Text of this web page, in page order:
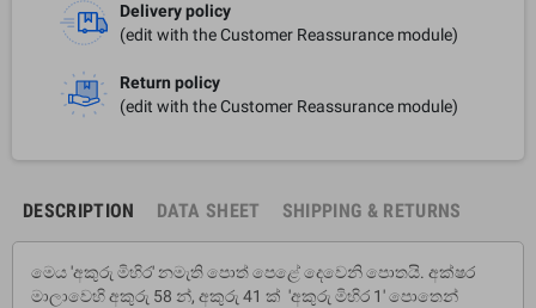
Delivery policy
(edit with the Customer Reassurance module)
Return policy
(edit with the Customer Reassurance module)
DESCRIPTION DATA SHEET SHIPPING & RETURNS
මෙය 'අකුරු මිහිර' නමැති පොත් පෙළේ දෙවෙනි පොතයි. අක්ෂර
මාලාවෙහි අකුරු 58 න්, අකුරු 41 ක් 'අකුරු මිහිර 1' පොතෙන්